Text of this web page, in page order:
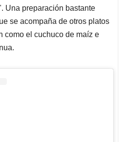
Una preparación bastante
se acompaña de otros platos
como el cuchuco de maíz e